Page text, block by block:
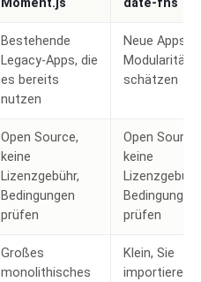
Moment.js date-fns
Bestehende
Legacy-Apps, die
es bereits
nutzen
Neue Apps,
Modularität
schätzen
Open Source,
keine
Lizenzgebühr,
Bedingungen
prüfen
Open Source,
keine
Lizenzgebühr,
Bedingungen
prüfen
Großes
monolithisches
Klein, Sie
importieren